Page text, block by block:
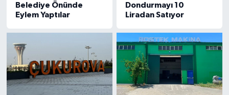
Belediye Önünde
Eylem Yaptılar
Dondurmayı 10
Liradan Satıyor